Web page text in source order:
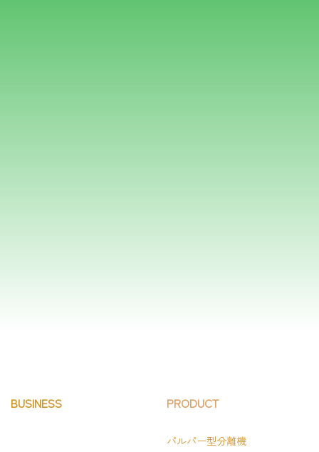
BUSINESS PRODUCT
パルパー型分離機